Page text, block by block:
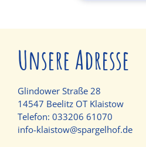
Unsere Adresse
Glindower Straße 28
14547 Beelitz OT Klaistow
Telefon: 033206 61070
info-klaistow@spargelhof.de